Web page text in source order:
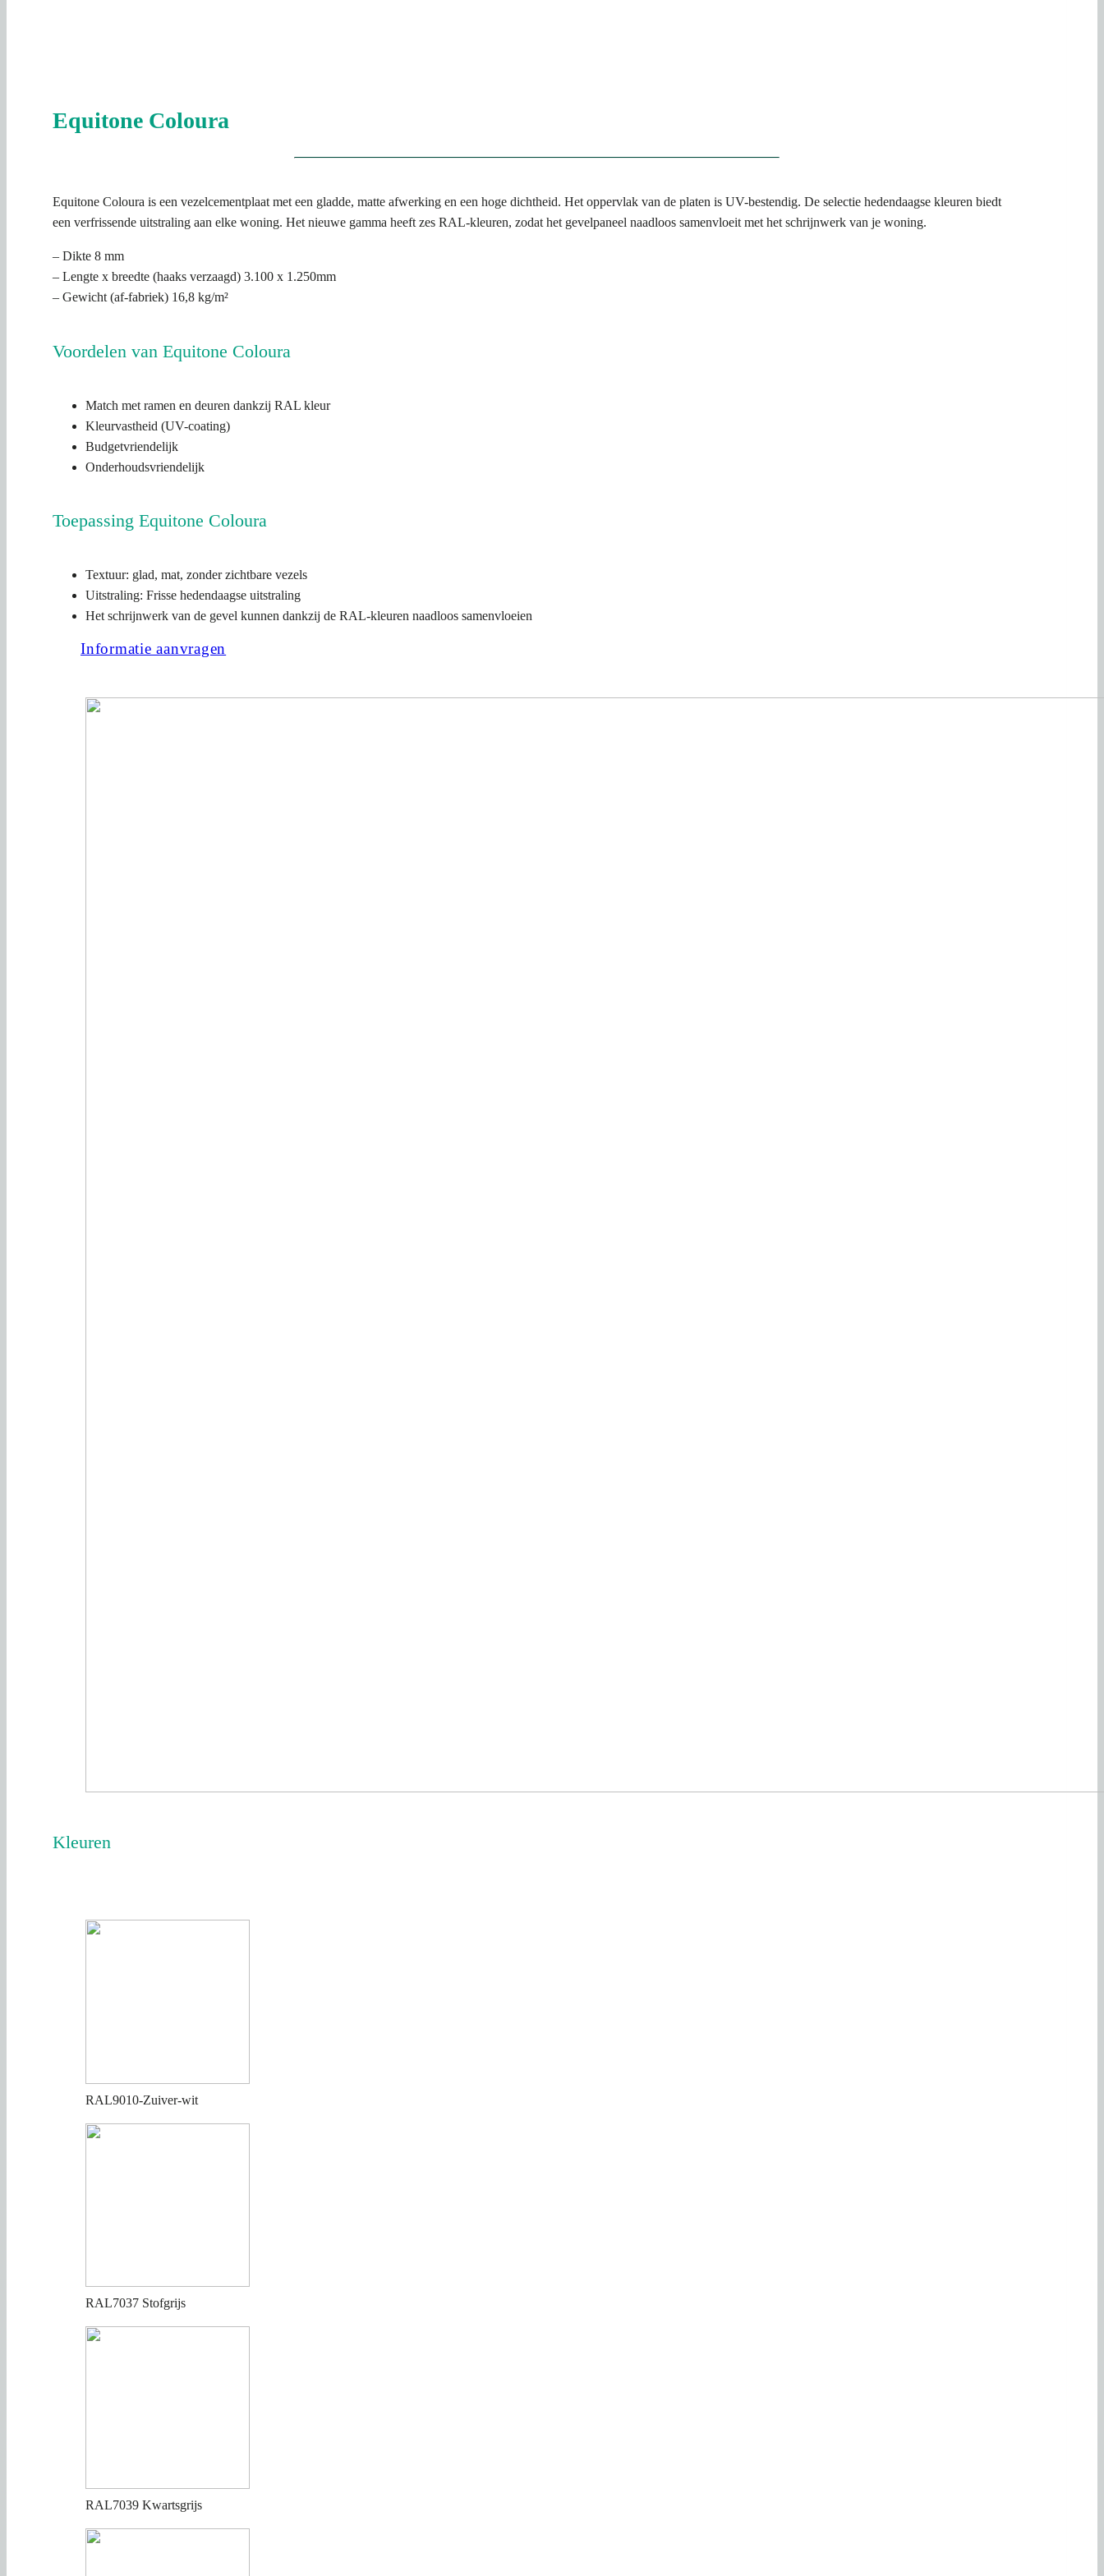
Equitone Coloura
Equitone Coloura is een vezelcementplaat met een gladde, matte afwerking en een hoge dichtheid. Het oppervlak van de platen is UV-bestendig. De selectie hedendaagse kleuren biedt
een verfrissende uitstraling aan elke woning. Het nieuwe gamma heeft zes RAL-kleuren, zodat het gevelpaneel naadloos samenvloeit met het schrijnwerk van je woning.
– Dikte 8 mm
– Lengte x breedte (haaks verzaagd) 3.100 x 1.250mm
– Gewicht (af-fabriek) 16,8 kg/m²
Voordelen van Equitone Coloura
Match met ramen en deuren dankzij RAL kleur
Kleurvastheid (UV-coating)
Budgetvriendelijk
Onderhoudsvriendelijk
Toepassing Equitone Coloura
Textuur: glad, mat, zonder zichtbare vezels
Uitstraling: Frisse hedendaagse uitstraling
Het schrijnwerk van de gevel kunnen dankzij de RAL-kleuren naadloos samenvloeien
Informatie aanvragen
Kleuren
RAL9010-Zuiver-wit
RAL7037 Stofgrijs
RAL7039 Kwartsgrijs